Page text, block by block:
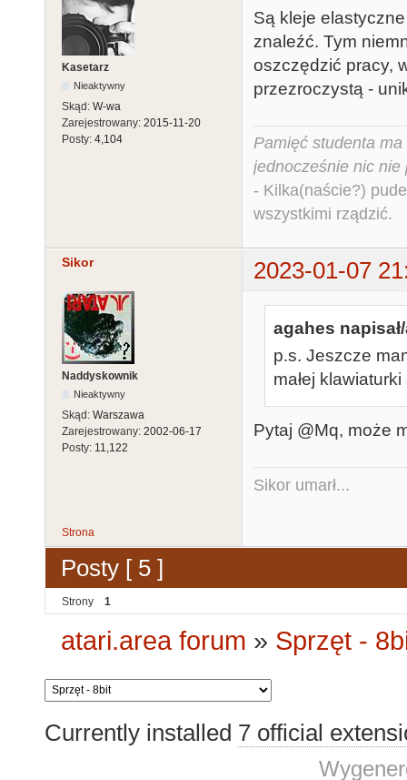
Kasetarz
Nieaktywny
Skąd: W-wa
Zarejestrowany: 2015-11-20
Posty: 4,104
Są kleje
znaleźć. Tym
oszczędzić pracy,
przezroczystą -
Pamięć studenta
jednocześnie nic nie
- Kilka(naście?)
wszystkimi rządzić.
Sikor 2023-01-07
Naddyskownik
Nieaktywny
Skąd: Warszawa
Zarejestrowany: 2002-06-17
Posty: 11,122
agahes
p.s. Jeszcze
małej
Pytaj @Mq, może
Sikor umarł...
Strona
Posty [ 5 ]
Strony 1
atari.area forum » Sprzęt -
Currently installed 7 official